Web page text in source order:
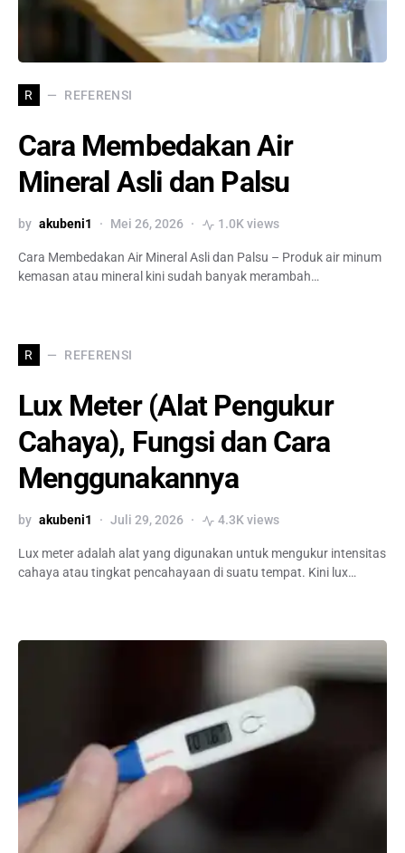
R REFERENSI
Cara Membedakan Air
Mineral Asli dan Palsu
by akubeni1 Mei 26, 2026 1.0K views
Cara Membedakan Air Mineral Asli dan Palsu – Produk air minum
kemasan atau mineral kini sudah banyak merambah…
R REFERENSI
Lux Meter (Alat Pengukur
Cahaya), Fungsi dan Cara
Menggunakannya
by akubeni1 Juli 29, 2026 4.3K views
Lux meter adalah alat yang digunakan untuk mengukur intensitas
cahaya atau tingkat pencahayaan di suatu tempat. Kini lux…